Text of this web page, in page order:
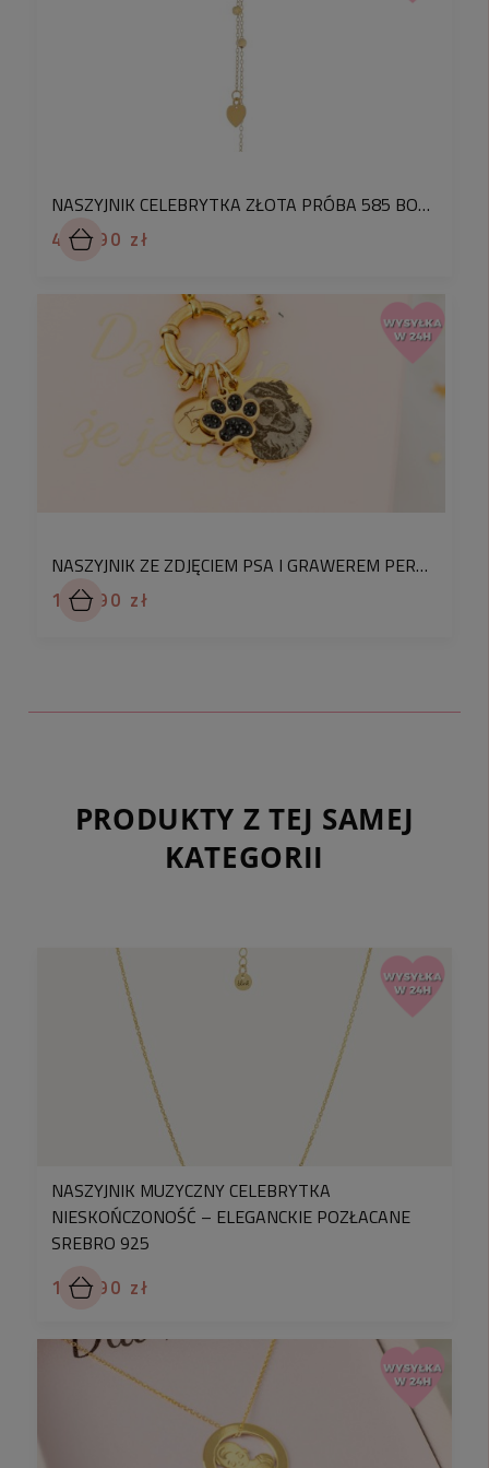
Wybierz jedno z wysokiej jakości
z ozdobnym, złoconym napisem.
jesteśmy jedną z największych firm w Polsce
zajmującej się sprzedażą biżuterii w sieci z ponad
200 000 zadowolonych klientów
gwarantujemy najwyższą jakość biżuterii i najnowsze
obserwatorów na naszym instagramie, która
inspiruje się wzajemnie swoimi stylizacjami
jakości
NASZYJNIK CELEBRYTKA ZŁOTA PRÓBA 585 BODY CHAIN SERDUSZKA
455,90 zł
NASZYJNIK ZE ZDJĘCIEM PSA I GRAWEREM PERSONALIZOWANA BIŻUTERIA DLA PSIEJ MAMY Z ŁAPKĄ
199,90 zł
PRODUKTY Z TEJ SAMEJ
KATEGORII
NASZYJNIK MUZYCZNY CELEBRYTKA
NIESKOŃCZONOŚĆ – ELEGANCKIE POZŁACANE
SREBRO 925
169,90 zł